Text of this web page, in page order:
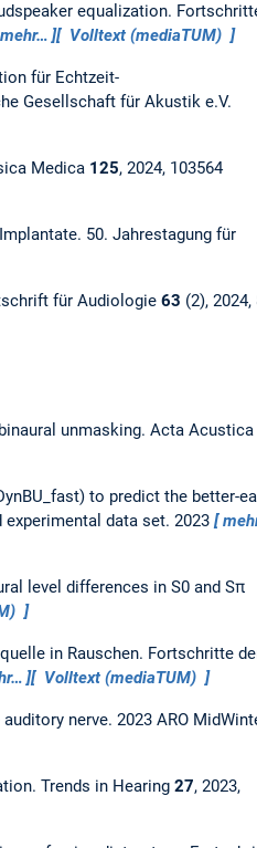
equalization.
mehr… Volltext (mediaTUM)
für Echtzeit-
Gesellschaft für Akustik e.V.
Medica 125, 2024, 103564
50. Jahrestagung für
für Audiologie 63 (2), 2024,
unmasking. Acta Acustica
to predict the better-
data set. 2023
level differences in S0 and Sπ
in Rauschen. Fortschritte
Volltext (mediaTUM)
nerve. 2023 ARO
Trends in Hearing 27, 2023,